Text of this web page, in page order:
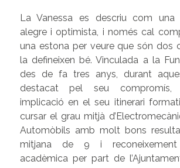
La Vanessa es descriu com una
alegre i optimista, i només cal
una estona per veure que són dos
la defineixen bé. Vinculada a la
des de fa tres anys, durant
destacat pel seu compromís,
implicació en el seu itinerari
cursar el grau mitjà
Automòbils amb molt bons
mitjana de 9 i reconeixement
acadèmica per part de